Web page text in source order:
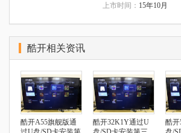
上市时间： 15年10月
酷开相关资讯
酷开A55旗舰版通
酷开32K1Y通过U
酷